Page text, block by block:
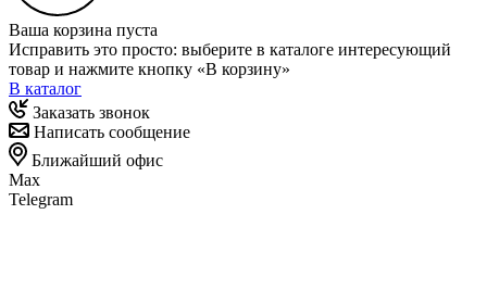
Ваша корзина пуста
Исправить это просто: выберите в каталоге интересующий
товар и нажмите кнопку «В корзину»
В каталог
Заказать звонок
Написать сообщение
Ближайший офис
Max
Telegram